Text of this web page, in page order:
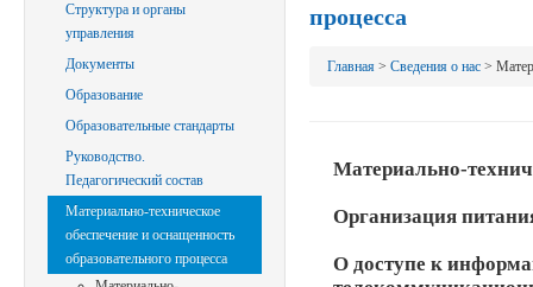
Структура и органы
управления
Документы
Образование
Образовательные стандарты
Руководство.
Педагогический состав
Материально-техническое
обеспечение и оснащенность
образовательного процесса
процесса
Главная > Сведения о нас >
Материально-
Организация
О доступе к